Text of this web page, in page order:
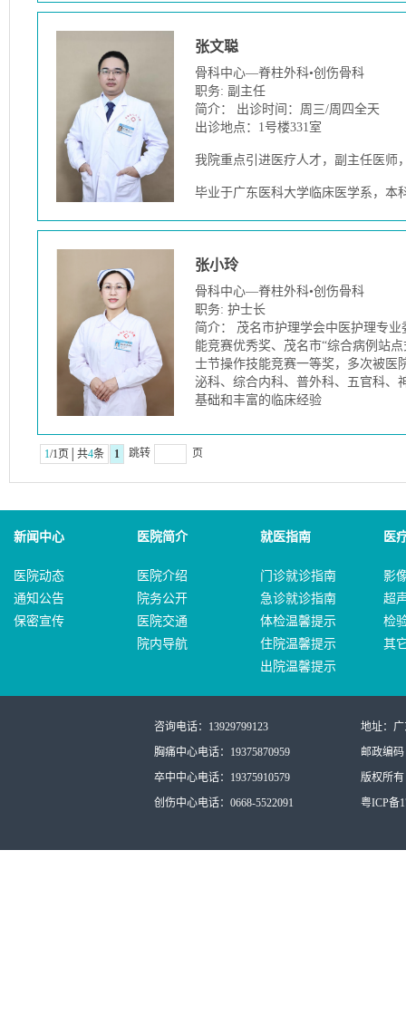
张文聪
骨科中心—脊柱外科•创伤骨科
职务: 副主任
简介： 出诊时间：周三/周四全天
出诊地点：1号楼331室
我院重点引进医疗人才，副主任医师
毕业于广东医科大学临床医学系，本
张小玲
骨科中心—脊柱外科•创伤骨科
职务: 护士长
简介： 茂名市护理学会中医护理专
能竞赛优秀奖、茂名市“综合病例站
士节操作技能竞赛一等奖，多次被医
泌科、综合内科、普外科、五官科、
基础和丰富的临床经验
1/1页│共4条 1 跳转 页
新闻中心 医院简介 就医指南 医
医院动态
通知公告
保密宣传
医院介绍
院务公开
医院交通
院内导航
门诊就诊指南
急诊就诊指南
体检温馨提示
住院温馨提示
出院温馨提示
影
超
检
其
咨询电话：13929799123
胸痛中心电话：19375870959
卒中中心电话：19375910579
创伤中心电话：0668-5522091
地址：
邮政编码
版权所
粤ICP备